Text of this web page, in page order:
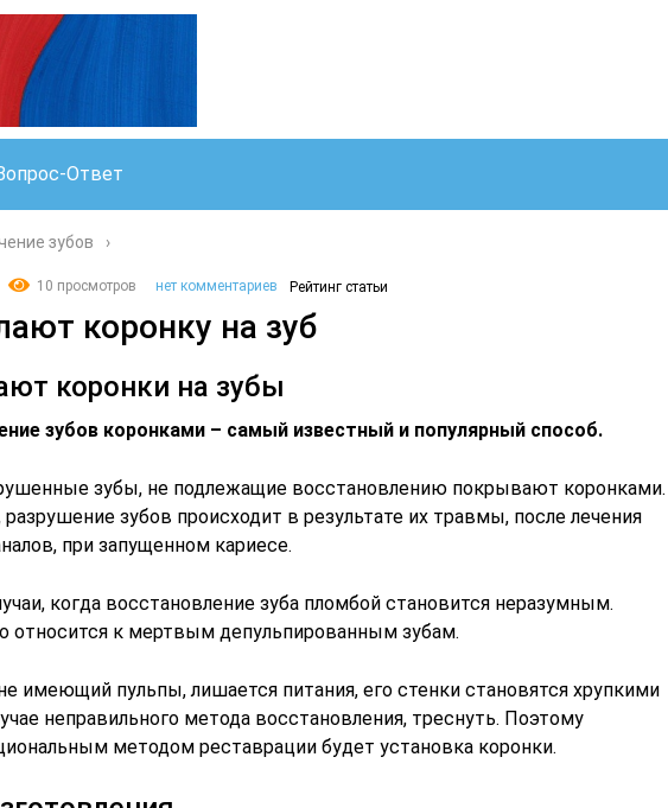
Ответ
зубов
10 просмотров нет комментариев Рейтинг статьи
коронку на зуб
коронки на зубы
зубов коронками – самый известный и популярный способ.
зубы, не подлежащие восстановлению покрывают коронками.
разрушение зубов происходит в результате их травмы, после лечения
при запущенном кариесе.
когда восстановление зуба пломбой становится неразумным.
относится к мертвым депульпированным зубам.
имеющий пульпы, лишается питания, его стенки становятся хрупкими
неправильного метода восстановления, треснуть. Поэтому
методом реставрации будет установка коронки.